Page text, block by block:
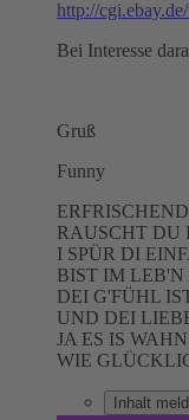
http://
Bei Interesse
Gruß
Funny
RAUSCHT DU
I SPÜR DI
BIST IM LEB'N
DEI G'FÜHL
UND DEI
JA ES IS
WIE
Inhalt